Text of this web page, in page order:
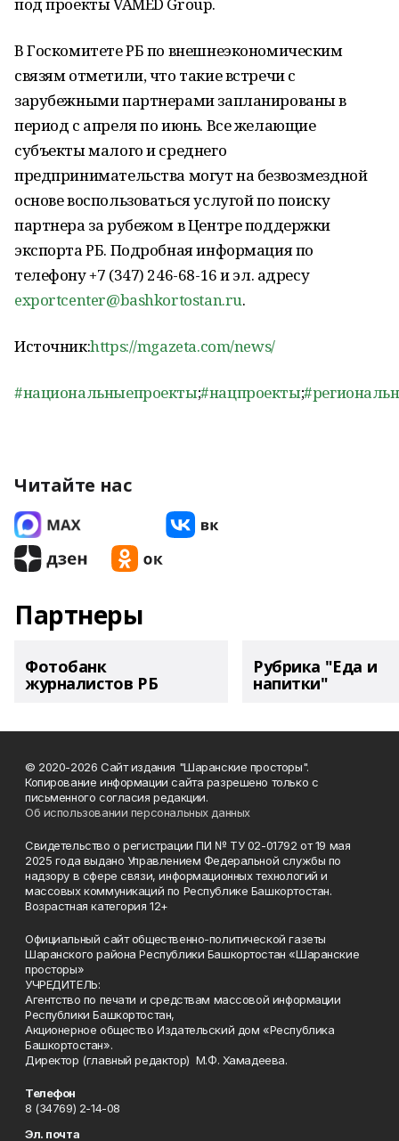
В Госкомитете РБ по внешнеэкономическим
связям отметили, что такие встречи с
зарубежными партнерами запланированы в
период с апреля по июнь. Все желающие
субъекты малого и среднего
предпринимательства могут на безвозмездной
основе воспользоваться услугой по поиску
партнера за рубежом в Центре поддержки
экспорта РБ. Подробная информация по
телефону +7 (347) 246-68-16 и эл. адресу
exportcenter@bashkortostan.ru.
Источник:https://mgazeta.com/news/
#национальныепроекты;#нацпроекты;
Читайте нас
Партнеры
Фотобанк
журналистов РБ
Рубрика "Еда и
напитки"
© 2020-2026 Сайт издания "Шаранские просторы".
Копирование информации сайта разрешено только с
письменного согласия редакции.
Об использовании персональных данных
Свидетельство о регистрации ПИ № ТУ 02-01792 от 19 мая
2025 года выдано Управлением Федеральной службы по
надзору в сфере связи, информационных технологий и
массовых коммуникаций по Республике Башкортостан.
Возрастная категория 12+
Официальный сайт общественно-политической газеты
Шаранского района Республики Башкортостан «Шаранские
просторы»
УЧРЕДИТЕЛЬ:
Агентство по печати и средствам массовой информации
Республики Башкортостан,
Акционерное общество Издательский дом «Республика
Башкортостан».
Директор (главный редактор) М.Ф. Хамадеева.
Телефон
8 (34769) 2-14-08
Эл. почта